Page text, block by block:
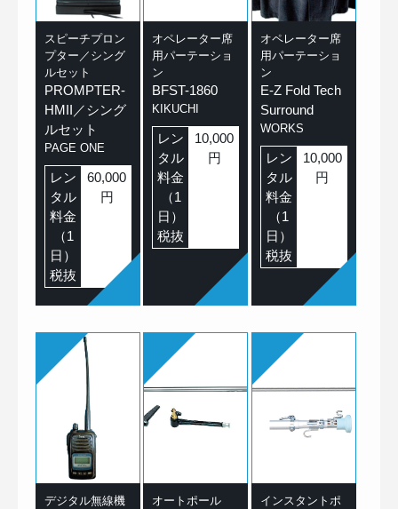
スピーチプロン
プター／シング
ルセット
PROMPTER-
HMII／シング
ルセット
PAGE ONE
レン
タル
料金
（1
日）
税抜
60,000
円
オペレーター席
用パーテーショ
ン
BFST-1860
KIKUCHI
レン
タル
料金
（1
日）
税抜
10,000
円
オペレーター席
用パーテーショ
ン
E-Z Fold Tech
Surround
WORKS
レン
タル
料金
（1
日）
税抜
10,000
円
デジタル無線機
オートポール
インスタントポ